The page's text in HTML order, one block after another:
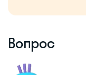
Вопрос